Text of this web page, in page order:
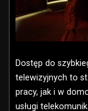
Dostęp do
telewizyjnych to
pracy, jak i w
usługi